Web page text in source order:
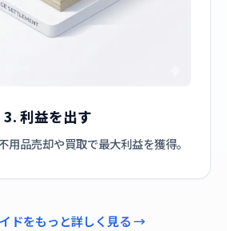
3. 利益を出す
用品売却や買取で最大利益を獲得。
ドをもっと詳しく見る →